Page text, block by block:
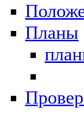
Планы